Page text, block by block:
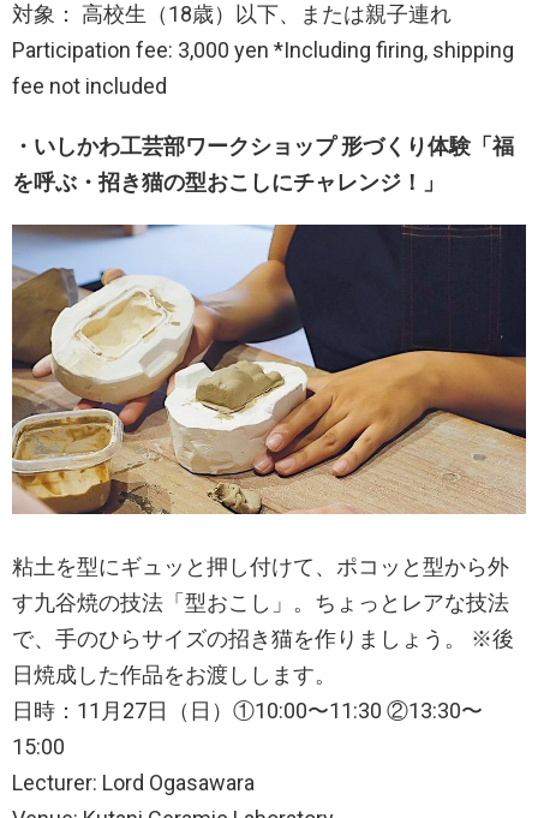
対象： 高校生（18歳）以下、または親子連れ
Participation fee: 3,000 yen *Including firing, shipping
fee not included
・いしかわ工芸部ワークショップ 形づくり体験「福
を呼ぶ・招き猫の型おこしにチャレンジ！」
粘土を型にギュッと押し付けて、ポコッと型から外
す九谷焼の技法「型おこし」。ちょっとレアな技法
で、手のひらサイズの招き猫を作りましょう。 ※後
日焼成した作品をお渡しします。
日時：11月27日（日）①10:00〜11:30 ②13:30〜
15:00
Lecturer: Lord Ogasawara